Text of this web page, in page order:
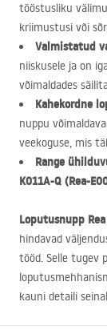
tööstusliku
kriimustusi või
Valmistatud
niiskusele ja on
võimaldades
Kahekordne
nuppu
veekoguse, mis
Range
K011A-Q (Rea-
Loputusnupp
hindavad
tööd. Selle tugev
kauni detaili